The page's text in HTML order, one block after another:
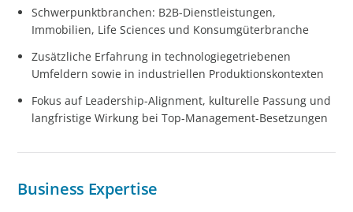
Schwerpunktbranchen: B2B-Dienstleistungen,
Immobilien, Life Sciences und Konsumgüterbranche
Zusätzliche Erfahrung in technologiegetriebenen
Umfeldern sowie in industriellen Produktionskontexten
Fokus auf Leadership-Alignment, kulturelle Passung und
langfristige Wirkung bei Top-Management-Besetzungen
Business Expertise